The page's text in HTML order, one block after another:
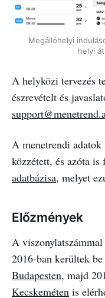
Megállóhelyi
helyi
A helyközi tervezés
észrevételt és
A menetrendi
közzétett, és azóta
adatbázisa, melyet
Előzmények
A
2016-ban kerültek
Budapesten, majd
Kecskeméten is